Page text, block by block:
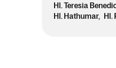
Hl. Teresia
Hl. Hathumar
Hl.